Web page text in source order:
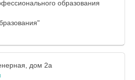
образования
дом 2а